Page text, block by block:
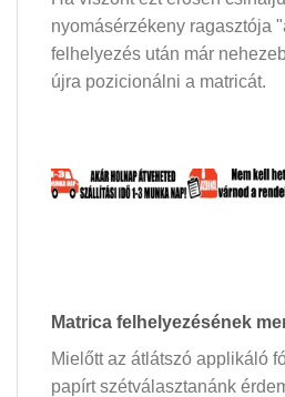
nyomásérzékeny ragasztója
felhelyezés után már
újra pozicionálni a matricát.
Matrica felhelyezésének
Mielőtt az átlátszó applikáló
papírt szétválasztanánk